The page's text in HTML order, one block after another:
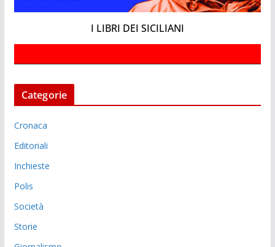
I LIBRI DEI SICILIANI
Categorie
Cronaca
Editoriali
Inchieste
Polis
Società
Storie